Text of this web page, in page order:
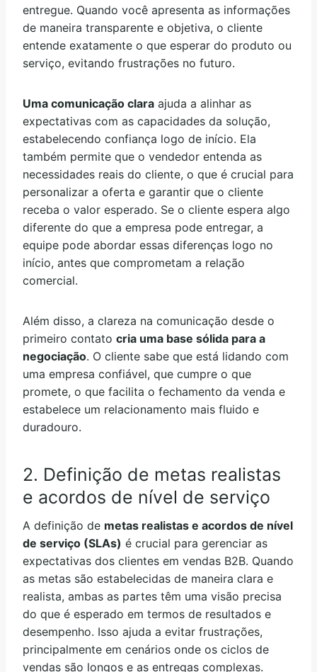
entregue. Quando você apresenta as informações
de maneira transparente e objetiva, o cliente
entende exatamente o que esperar do produto ou
serviço, evitando frustrações no futuro.
Uma comunicação clara ajuda a alinhar as
expectativas com as capacidades da solução,
estabelecendo confiança logo de início. Ela
também permite que o vendedor entenda as
necessidades reais do cliente, o que é crucial para
personalizar a oferta e garantir que o cliente
receba o valor esperado. Se o cliente espera algo
diferente do que a empresa pode entregar, a
equipe pode abordar essas diferenças logo no
início, antes que comprometam a relação
comercial.
Além disso, a clareza na comunicação desde o
primeiro contato cria uma base sólida para a
negociação. O cliente sabe que está lidando com
uma empresa confiável, que cumpre o que
promete, o que facilita o fechamento da venda e
estabelece um relacionamento mais fluido e
duradouro.
2. Definição de metas realistas
e acordos de nível de serviço
A definição de metas realistas e acordos de nível
de serviço (SLAs) é crucial para gerenciar as
expectativas dos clientes em vendas B2B. Quando
as metas são estabelecidas de maneira clara e
realista, ambas as partes têm uma visão precisa
do que é esperado em termos de resultados e
desempenho. Isso ajuda a evitar frustrações,
principalmente em cenários onde os ciclos de
vendas são longos e as entregas complexas.